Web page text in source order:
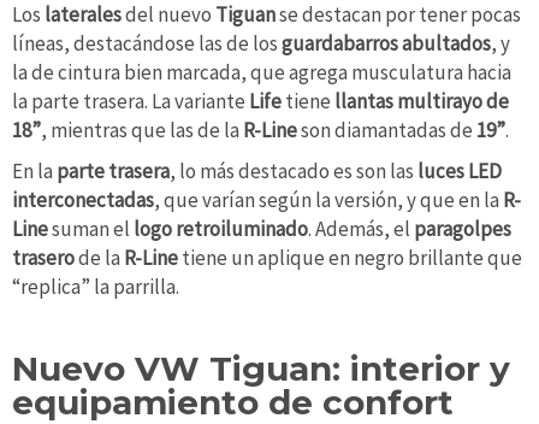
Los lateralesdel nuevo Tiguanse destacan por tener pocas
líneas, destacándose las de losguardabarros abultados, y
la de cintura bien marcada, que agrega musculatura hacia
la parte trasera. La variante Lifetiene llantas multirayo de
18”, mientras que las de la R-Lineson diamantadas de 19”.
En la parte trasera, lo más destacado es son las luces LED
interconectadas, que varían según la versión, y que en la R-
Linesuman el logo retroiluminado. Además, el paragolpes
traserode la R-Linetiene un aplique en negro brillante que
“replica” la parrilla.
Nuevo VW Tiguan: interior y
equipamiento de confort